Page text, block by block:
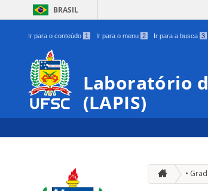
BRASIL
Ir para o conteúdo 1 Ir para o menu 2 Ir para a busca 3
Laboratório
(LAPIS)
•